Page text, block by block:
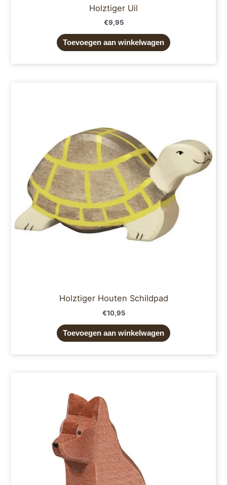
Holztiger Uil
€9,95
Toevoegen aan winkelwagen
Holztiger Houten Schildpad
€10,95
Toevoegen aan winkelwagen